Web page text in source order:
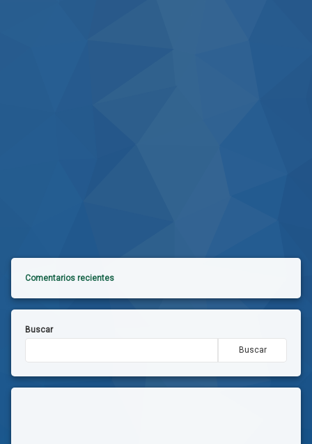
Comentarios recientes
Buscar
Buscar